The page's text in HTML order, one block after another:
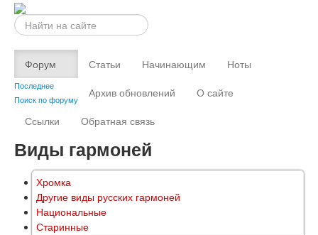
Искать...
Форум
Последнее
Поиск по форуму
Статьи Начинающим
Ноты
Архив обновлений
О сайте
Ссылки
Обратная связь
Виды гармоней
Хромка
Другие виды русских гармоней
Национальные
Старинные